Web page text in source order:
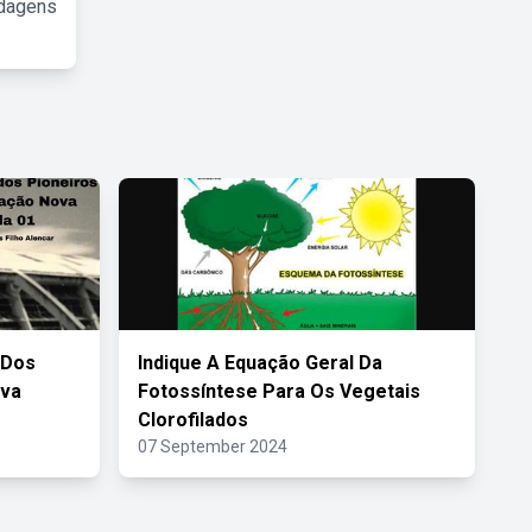
Indique A Equação Geral Da
Fotossíntese Para Os Vegetais
Clorofilados
07 September 2024